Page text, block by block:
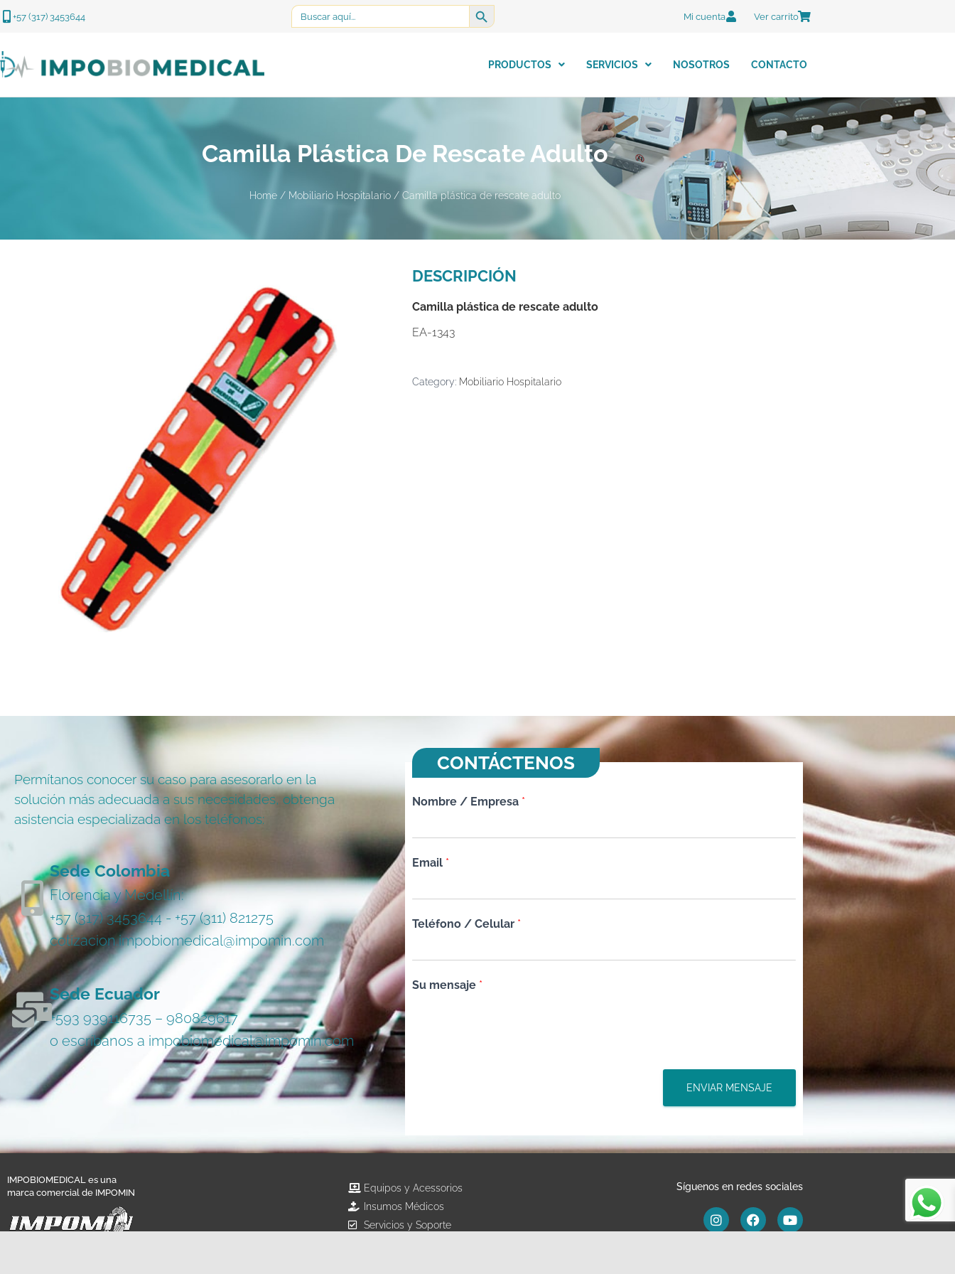
+57 (317) 3453644
Search
for:
SEARCH BUTTON
Mi cuenta Ver carrito
PRODUCTOS SERVICIOS NOSOTROS CONTACTO
Camilla Plástica De Rescate Adulto
Home / Mobiliario Hospitalario / Camilla plástica de rescate adulto
DESCRIPCIÓN
Camilla plástica de rescate adulto
EA-1343
Category: Mobiliario Hospitalario
Permítanos conocer su caso para asesorarlo en la
solución más adecuada a sus necesidades, obtenga
asistencia especializada en los teléfonos:
Sede Colombia
Florencia y Medellín:
+57 (317) 3453644 - +57 (311) 821275
cotizacion.impobiomedical@impomin.com
Sede Ecuador
+593 939116735 – 980829617
o escríbanos a impobiomedical@impomin.com
CONTÁCTENOS
Nombre / Empresa *
Email *
Teléfono / Celular *
Su mensaje *
ENVIAR MENSAJE
IMPOBIOMEDICAL es una
marca comercial de IMPOMIN
Equipos y Acessorios
Insumos Médicos
Servicios y Soporte
Síguenos en redes sociales